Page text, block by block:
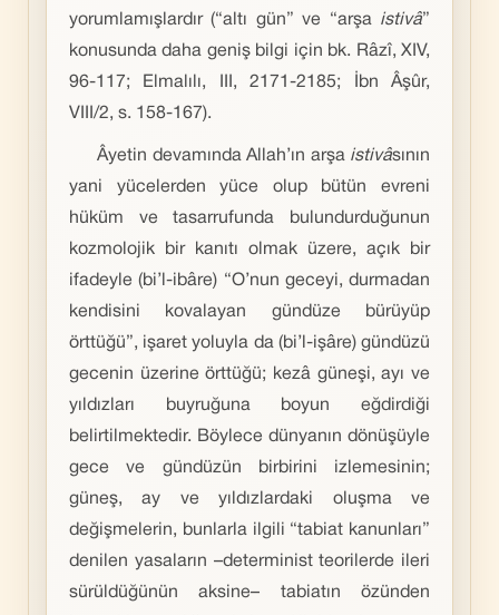
yorumlamışlardır (“altı gün” ve “arşaistivâ”
konusunda daha geniş bilgi için bk. Râzî, XIV,
96-117; Elmalılı, III, 2171-2185; İbn Âşûr,
VIII/2, s. 158-167).
Âyetin devamında Allah’ın arşaistivâsının
yani yücelerden yüce olup bütün evreni
hüküm ve tasarrufunda bulundurduğunun
kozmolojik bir kanıtı olmak üzere, açık bir
ifadeyle (bi’l-ibâre) “O’nun geceyi, durmadan
kendisini kovalayan gündüze bürüyüp
örttüğü”, işaret yoluyla da (bi’l-işâre) gündüzü
gecenin üzerine örttüğü; kezâ güneşi, ayı ve
yıldızları buyruğuna boyun eğdirdiği
belirtilmektedir. Böylece dünyanın dönüşüyle
gece ve gündüzün birbirini izlemesinin;
güneş, ay ve yıldızlardaki oluşma ve
değişmelerin, bunlarla ilgili “tabiat kanunları”
denilen yasaların –determinist teorilerde ileri
sürüldüğünün aksine– tabiatın özünden